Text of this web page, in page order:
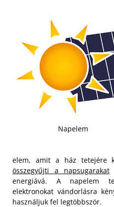
Napelem
elem, amit a ház tetejére
összegyűjti a napsugarakat
energiává. A napelem
elektronokat vándorlásra
használjuk fel legtöbbször.